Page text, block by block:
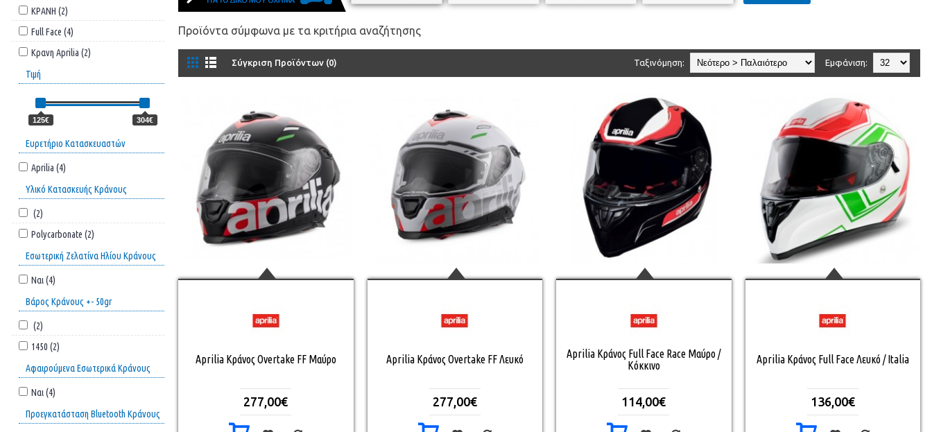
ΚΡΑΝΗ (2)
Full Face (4)
Κρανη Aprilia (2)
Τιμή
125€ 304€
Ευρετήριο Κατασκευαστών
Aprilia (4)
Υλικό Κατασκευής Κράνους
(2)
Polycarbonate (2)
Εσωτερική Ζελατίνα Ηλίου Κράνους
Ναι (4)
Βάρος Κράνους +- 50gr
(2)
1450 (2)
Αφαιρούμενα Εσωτερικά Κράνους
Ναι (4)
Προεγκατάσταση Bluetooth Κράνους
Προϊόντα σύμφωνα με τα κριτήρια αναζήτησης
Σύγκριση Προϊόντων (0) Εμφάνιση:
Ταξινόμηση:
Aprilia Κράνος Overtake FF Μαύρο
277,00€
Aprilia Κράνος Overtake FF Λευκό
277,00€
Aprilia Κράνος Full Face Race Μαύρο /
Κόκκινο
114,00€
Aprilia Κράνος Full Face Λευκό / Italia
136,00€